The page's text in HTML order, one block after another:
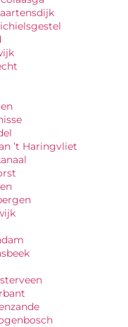
’t Haringvliet